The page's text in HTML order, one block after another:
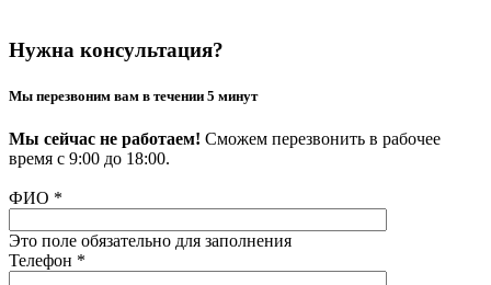
Нужна консультация?
Мы перезвоним вам в течении 5 минут
Мы сейчас не работаем! Сможем перезвонить в рабочее
время с 9:00 до 18:00.
ФИО *
Это поле обязательно для заполнения
Телефон *